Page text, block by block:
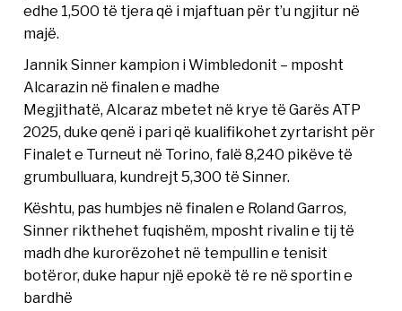
edhe 1,500 të tjera që i mjaftuan për t’u ngjitur në
majë.
Jannik Sinner kampion i Wimbledonit – mposht
Alcarazin në finalen e madhe
Megjithatë, Alcaraz mbetet në krye të Garës ATP
2025, duke qenë i pari që kualifikohet zyrtarisht për
Finalet e Turneut në Torino, falë 8,240 pikëve të
grumbulluara, kundrejt 5,300 të Sinner.
Kështu, pas humbjes në finalen e Roland Garros,
Sinner rikthehet fuqishëm, mposht rivalin e tij të
madh dhe kurorëzohet në tempullin e tenisit
botëror, duke hapur një epokë të re në sportin e
bardhë